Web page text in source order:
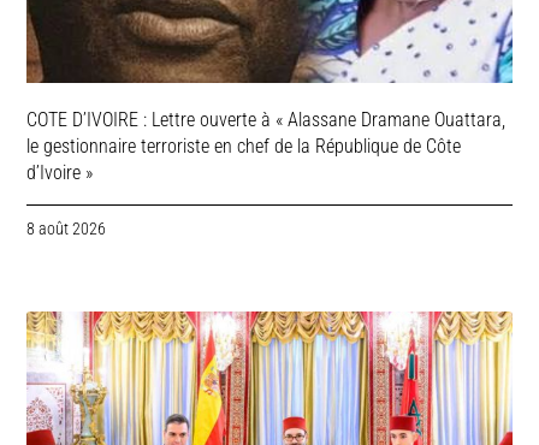
COTE D’IVOIRE : Lettre ouverte à « Alassane Dramane Ouattara,
le gestionnaire terroriste en chef de la République de Côte
d’Ivoire »
8 août 2026